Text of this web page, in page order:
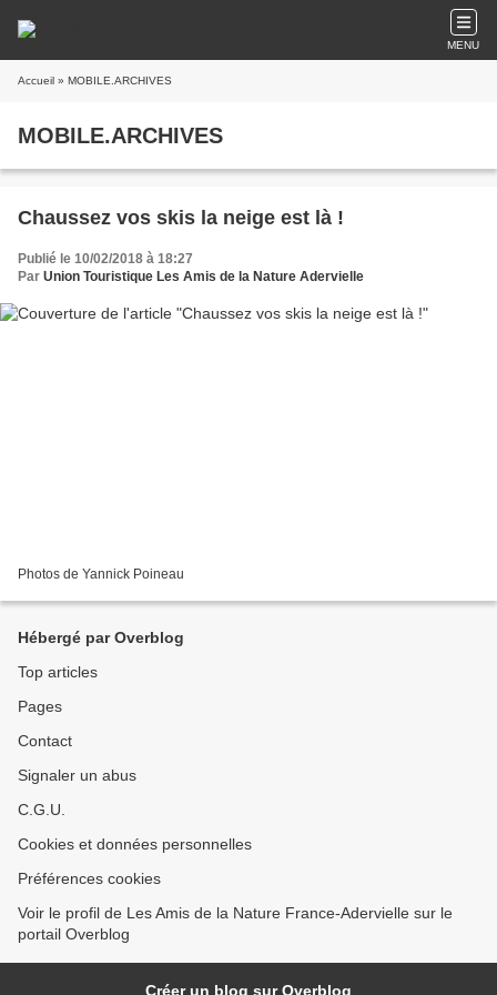
MENU
Accueil » MOBILE.ARCHIVES
MOBILE.ARCHIVES
Chaussez vos skis la neige est là !
Publié le 10/02/2018 à 18:27
Par Union Touristique Les Amis de la Nature Adervielle
Photos de Yannick Poineau
Hébergé par Overblog
Top articles
Pages
Contact
Signaler un abus
C.G.U.
Cookies et données personnelles
Préférences cookies
Voir le profil de Les Amis de la Nature France-Adervielle sur le
portail Overblog
Créer un blog sur Overblog